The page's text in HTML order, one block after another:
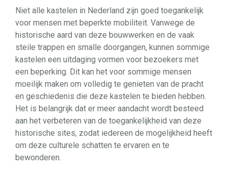
Niet alle kastelen in Nederland zijn goed toegankelijk
voor mensen met beperkte mobiliteit. Vanwege de
historische aard van deze bouwwerken en de vaak
steile trappen en smalle doorgangen, kunnen sommige
kastelen een uitdaging vormen voor bezoekers met
een beperking. Dit kan het voor sommige mensen
moeilijk maken om volledig te genieten van de pracht
en geschiedenis die deze kastelen te bieden hebben.
Het is belangrijk dat er meer aandacht wordt besteed
aan het verbeteren van de toegankelijkheid van deze
historische sites, zodat iedereen de mogelijkheid heeft
om deze culturele schatten te ervaren en te
bewonderen.